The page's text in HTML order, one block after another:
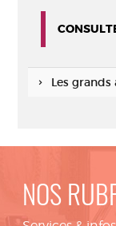
Les
NOS